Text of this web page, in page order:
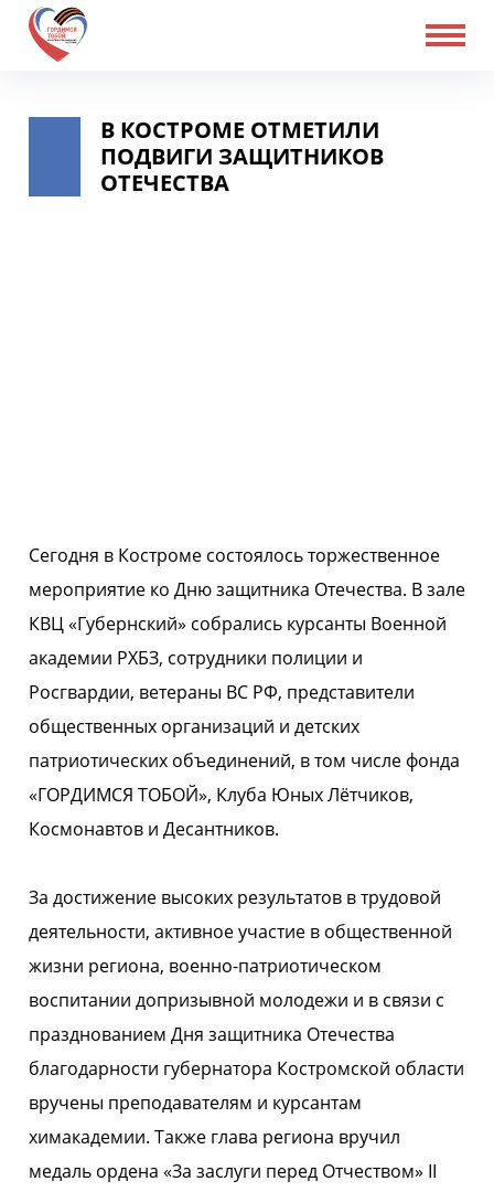
В КОСТРОМЕ ОТМЕТИЛИ
ПОДВИГИ ЗАЩИТНИКОВ
ОТЕЧЕСТВА
Сегодня в Костроме состоялось торжественное
мероприятие ко Дню защитника Отечества. В зале
КВЦ «Губернский» собрались курсанты Военной
академии РХБЗ, сотрудники полиции и
Росгвардии, ветераны ВС РФ, представители
общественных организаций и детских
патриотических объединений, в том числе фонда
«ГОРДИМСЯ ТОБОЙ», Клуба Юных Лётчиков,
Космонавтов и Десантников.
За достижение высоких результатов в трудовой
деятельности, активное участие в общественной
жизни региона, военно-патриотическом
воспитании допризывной молодежи и в связи с
празднованием Дня защитника Отечества
благодарности губернатора Костромской области
вручены преподавателям и курсантам
химакадемии. Также глава региона вручил
медаль ордена «За заслуги перед Отчеством» II